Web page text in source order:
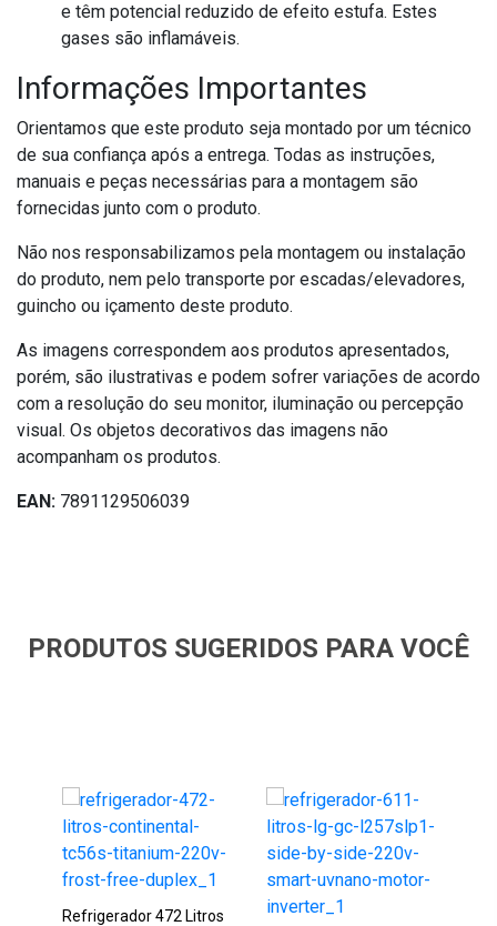
e têm potencial reduzido de efeito estufa. Estes
gases são inflamáveis.
Informações Importantes
Orientamos que este produto seja montado por um técnico
de sua confiança após a entrega. Todas as instruções,
manuais e peças necessárias para a montagem são
fornecidas junto com o produto.
Não nos responsabilizamos pela montagem ou instalação
do produto, nem pelo transporte por escadas/elevadores,
guincho ou içamento deste produto.
As imagens correspondem aos produtos apresentados,
porém, são ilustrativas e podem sofrer variações de acordo
com a resolução do seu monitor, iluminação ou percepção
visual. Os objetos decorativos das imagens não
acompanham os produtos.
EAN: 7891129506039
PRODUTOS SUGERIDOS PARA VOCÊ
Refrigerador 472 Litros